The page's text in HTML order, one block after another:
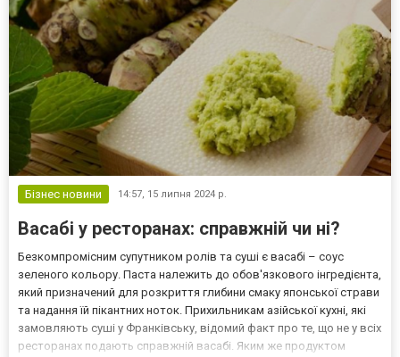
Бізнес новини 14:57, 15 липня 2024 р.
Васабі у ресторанах: справжній чи ні?
Безкомпромісним супутником ролів та суші є васабі – соус
зеленого кольору. Паста належить до обов'язкового інгредієнта,
який призначений для розкриття глибини смаку японської страви
та надання їй пікантних ноток. Прихильникам азійської кухні, які
замовляють суші у Франківську, відомий факт про те, що не у всіх
ресторанах подають справжній васабі. Яким же продуктом